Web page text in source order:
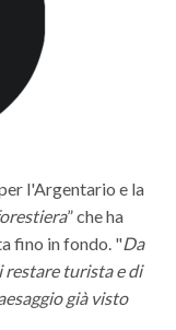
l'Argentario e la
” che ha
fino in fondo. "Da
restare turista e di
già visto